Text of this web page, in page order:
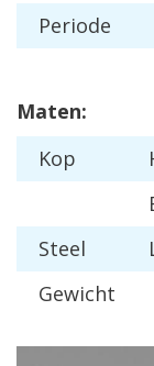
Periode
Maten:
Kop
Steel
Gewicht